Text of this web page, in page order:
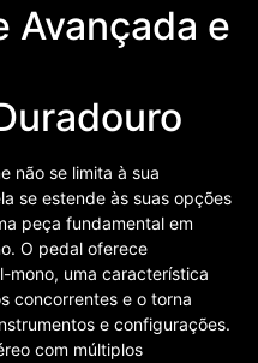
Avançada e
não se limita à sua
se estende às suas opções
peça fundamental em
O pedal oferece
mono, uma característica
concorrentes e o torna
e configurações.
com múltiplos